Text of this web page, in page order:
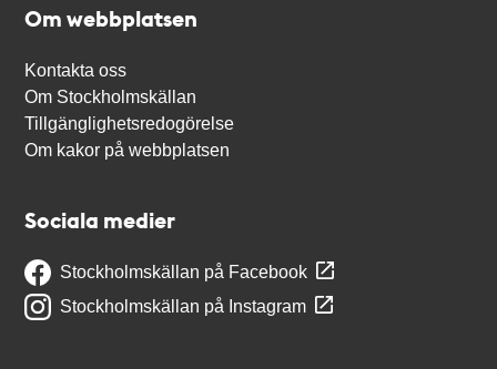
Om webbplatsen
Kontakta oss
Om Stockholmskällan
Tillgänglighetsredogörelse
Om kakor på webbplatsen
Sociala medier
Stockholmskällan på Facebook
Stockholmskällan på Instagram